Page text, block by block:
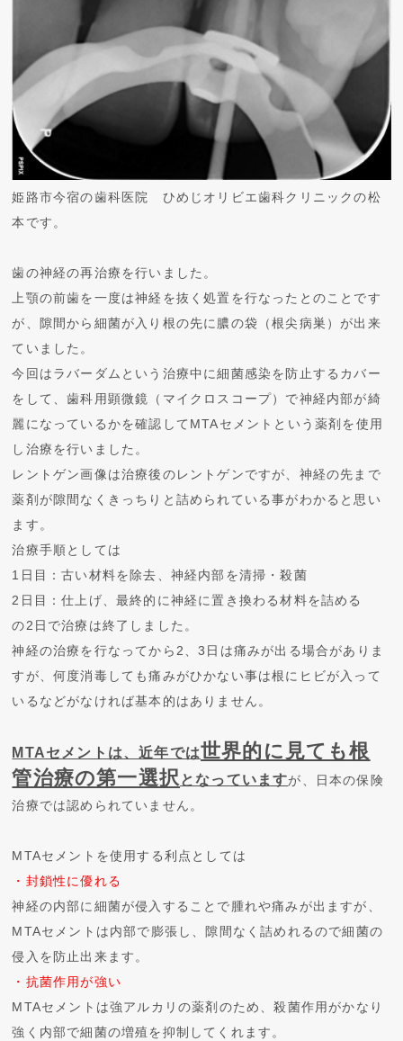
姫路市今宿の歯科医院 ひめじオリビエ歯科クリニックの松
本です。
歯の神経の再治療を行いました。
上顎の前歯を一度は神経を抜く処置を行なったとのことです
が、隙間から細菌が入り根の先に膿の袋（根尖病巣）が出来
ていました。
今回はラバーダムという治療中に細菌感染を防止するカバー
をして、歯科用顕微鏡（マイクロスコープ）で神経内部が綺
麗になっているかを確認してMTAセメントという薬剤を使用
し治療を行いました。
レントゲン画像は治療後のレントゲンですが、神経の先まで
薬剤が隙間なくきっちりと詰められている事がわかると思い
ます。
治療手順としては
1日目：古い材料を除去、神経内部を清掃・殺菌
2日目：仕上げ、最終的に神経に置き換わる材料を詰める
の2日で治療は終了しました。
神経の治療を行なってから2、3日は痛みが出る場合がありま
すが、何度消毒しても痛みがひかない事は根にヒビが入って
いるなどがなければ基本的はありません。
MTAセメントは、近年では世界的に見ても根
管治療の第一選択 となっていますが、日本の保険
治療では認められていません。
MTAセメントを使用する利点としては
・封鎖性に優れる
神経の内部に細菌が侵入することで腫れや痛みが出ますが、
MTAセメントは内部で膨張し、隙間なく詰めれるので細菌の
侵入を防止出来ます。
・抗菌作用が強い
MTAセメントは強アルカリの薬剤のため、殺菌作用がかなり
強く内部で細菌の増殖を抑制してくれます。